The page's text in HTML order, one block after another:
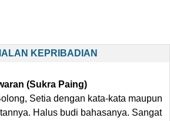
KEPRIBADIAN
(Sukra Paing)
Setia dengan kata-kata maupun
Halus budi bahasanya. Sangat